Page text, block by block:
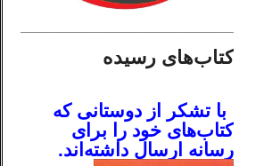
کتاب‌های رسیده
با تشکر از دوستانی که
کتاب‌های خود را برای
رسانه ارسال داشته‌اند.